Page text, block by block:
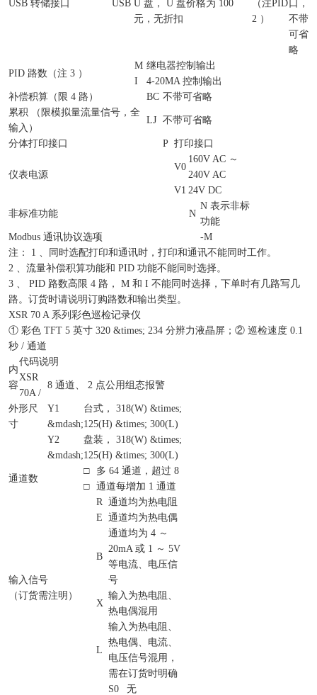
USB 转储接口 USB U 盘， U 盘价格为 100
元，无折扣
（注
2 ）
PID 口，
不带
可省
略
PID 路数（注 3 ）
M 继电器控制输出
I
4-20MA 控制输出
补偿积算（限 4 路）
BC 不带可省略
累积 （限模拟量流量信号，全
输入）
LJ 不带可省略
分体打印接口 P 打印接口
仪表电源
V0
160V AC ～
240V AC
V1 24V DC
非标准功能 N
N 表示非标
功能
Modbus 通讯协议选项
-M
注： 1 、同时选配打印和通讯时，打印和通讯不能同时工作。
2 、流量补偿积算功能和 PID 功能不能同时选择。
3 、 PID 路数高限 4 路， M 和 I 不能同时选择，下单时有几路写几
路。订货时请说明订购路数和输出类型。
XSR 70 A 系列彩色巡检记录仪
① 彩色 TFT 5 英寸 320 &times; 234 分辨力液晶屏；② 巡检速度 0.1
秒 / 通道
内
容
代码说明
XSR
70A /
8 通道、 2 点公用组态报警
外形尺
寸
Y1
&mdash;
台式， 318(W) &times;
125(H) &times; 300(L)
Y2
&mdash;
盘装， 318(W) &times;
125(H) &times; 300(L)
通道数
□
□
多 64 通道，超过 8
通道每增加 1 通道
输入信号
（订货需注明）
R 通道均为热电阻
E 通道均为热电偶
B
通道均为 4 ～
20mA 或 1 ～ 5V
等电流、电压信
号
X
输入为热电阻、
热电偶混用
L
输入为热电阻、
热电偶、电流、
电压信号混用，
需在订货时明确
S0
无